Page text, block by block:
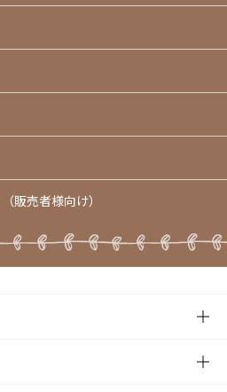
販売者様向け）